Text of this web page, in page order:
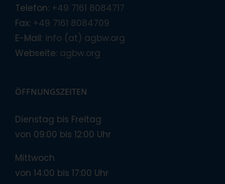
Telefon: +49 7161 8084717
Fax: +49 7161 8084709
E-Mail: info (at) agbw.org
Webseite: agbw.org
ÖFFNUNGSZEITEN
Dienstag bis Freitag
von 09:00 bis 12:00 Uhr
Mittwoch
von 14:00 bis 17:00 Uhr